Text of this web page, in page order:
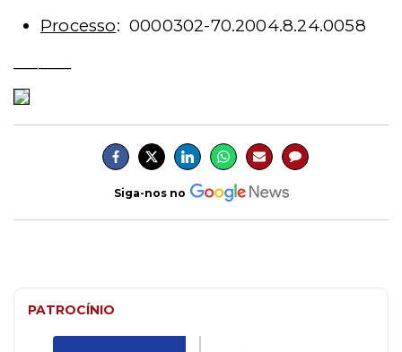
Processo: 0000302-70.2004.8.24.0058
Siga-nos no
PATROCÍNIO